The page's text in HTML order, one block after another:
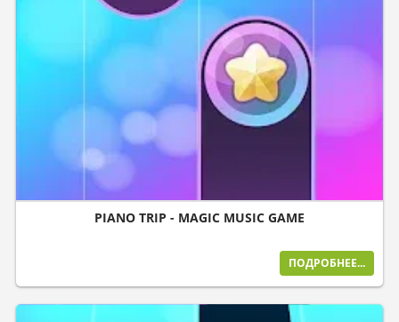
PIANO TRIP - MAGIC MUSIC GAME
ПОДРОБНЕЕ...